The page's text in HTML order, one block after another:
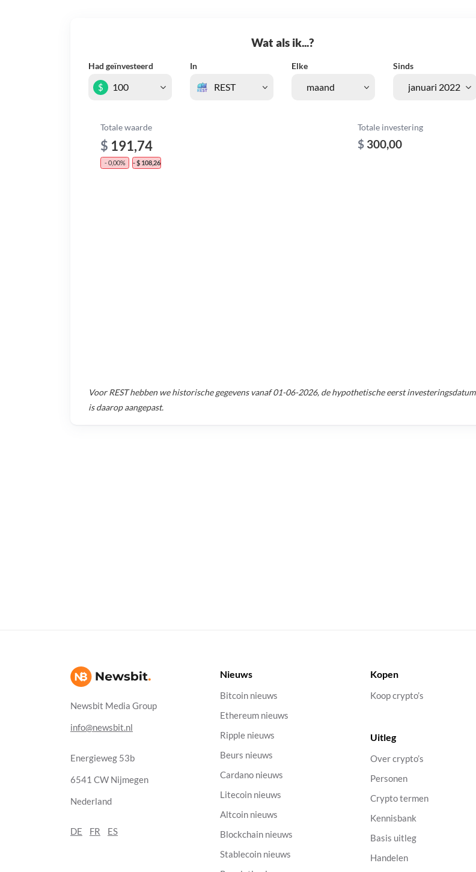
Wat als ik...?
Had geïnvesteerd In Elke Sinds
$
Totale waarde
$ 191,74
- 0,00% - $ 108,26
Totale investering
$ 300,00
VoorRESThebben we historische gegevens vanaf01-06-2026, de hypothetische eerst investeringsdatum
is daarop aangepast.
Newsbit Media Group
info@newsbit.nl
Energieweg 53b
6541 CW Nijmegen
Nederland
DE FR ES
Nieuws
Bitcoin nieuws
Ethereum nieuws
Ripple nieuws
Beurs nieuws
Cardano nieuws
Litecoin nieuws
Altcoin nieuws
Blockchain nieuws
Stablecoin nieuws
Kopen
Koop crypto’s
Uitleg
Over crypto’s
Personen
Crypto termen
Kennisbank
Basis uitleg
Handelen